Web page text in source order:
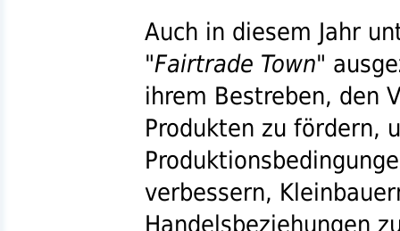
Auch in diesem Jahr
"Fairtrade Town"
ihrem Bestreben, den
Produkten zu fördern,
verbessern,
Handelsbeziehungen